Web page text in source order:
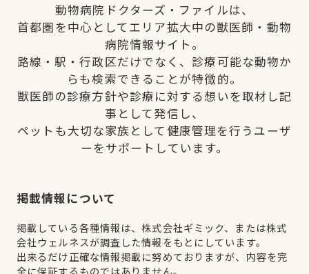
動物病院ドクターズ・ファイルは、
首都圏を中心としてエリア拡大中の獣医師・動物
病院情報サイト。
路線・駅・行政区だけでなく、診療可能な動物か
らも検索できることが特徴的。
獣医師の診療方針や診療に対する想いを取材し記
事として発信し、
ペットも大切な家族として健康管理を行うユーザ
ーをサポートしています。
掲載情報について
掲載している各種情報は、株式会社ギミック、または株式
会社ウェルネスが調査した情報をもとにしています。
出来るだけ正確な情報掲載に努めておりますが、内容を完
全に保証するものではありません。